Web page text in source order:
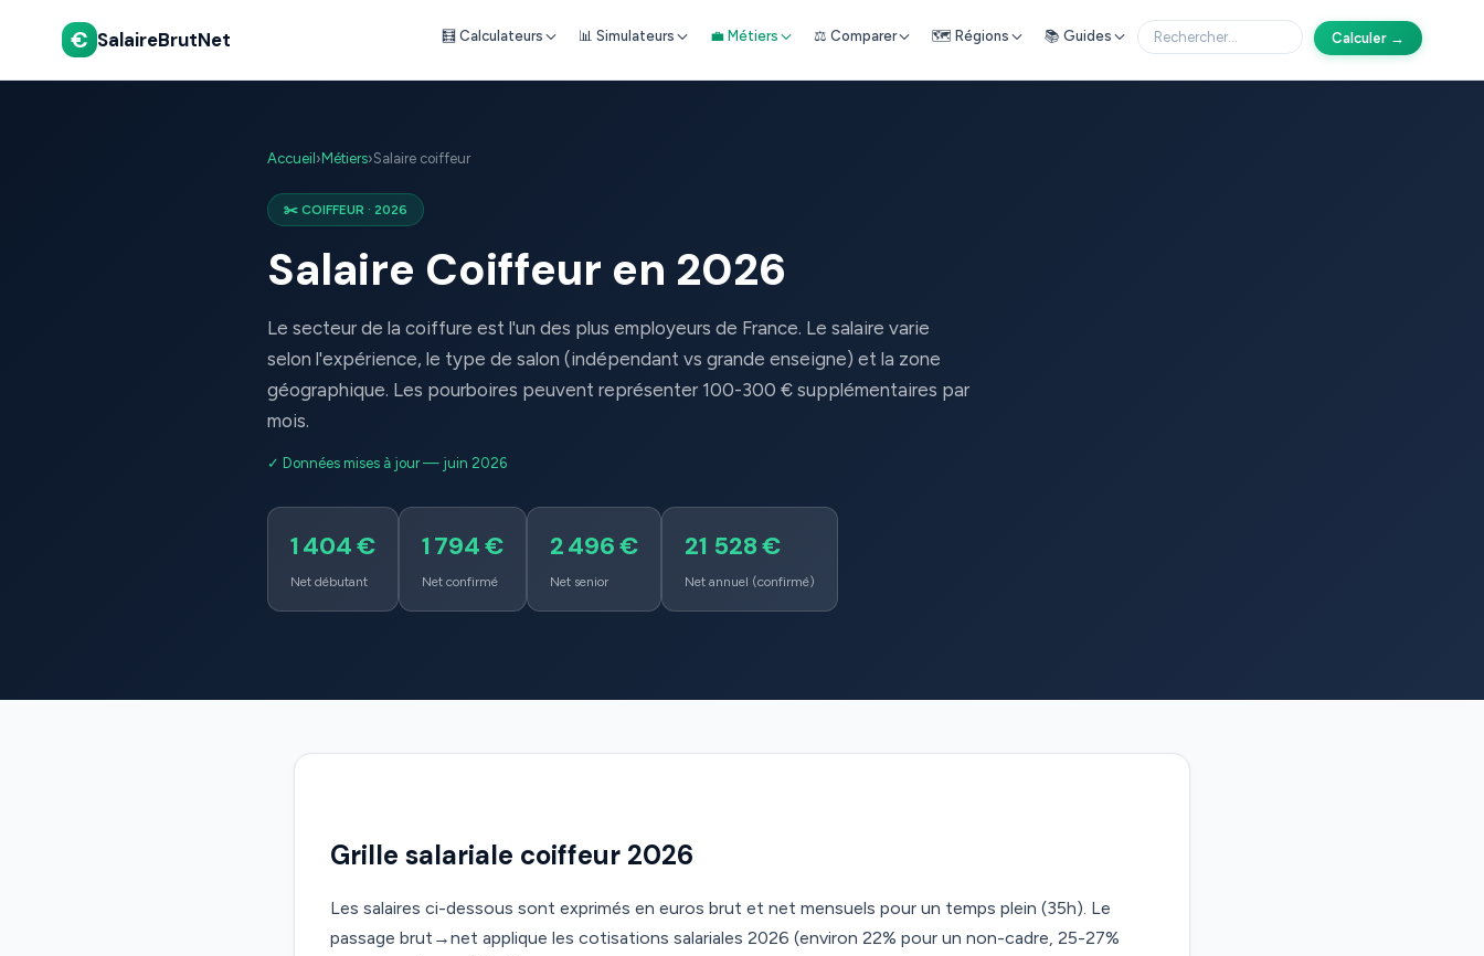
€ SalaireBrutNet 🧮 Calculateurs 📊 Simulateurs 💼 Métiers ⚖️ Comparer 🗺️ Régions 📚 Guides Calculer →
Accueil › Métiers›Salaire coiffeur
✂️ COIFFEUR · 2026
Salaire Coiffeur en 2026
Le secteur de la coiffure est l'un des plus employeurs de France. Le salaire varie
selon l'expérience, le type de salon (indépendant vs grande enseigne) et la zone
géographique. Les pourboires peuvent représenter 100-300 € supplémentaires par
mois.
✓ Données mises à jour — juin 2026
1 404 €
Net débutant
1 794 €
Net confirmé
2 496 €
Net senior
21 528 €
Net annuel (confirmé)
Grille salariale coiffeur 2026
Les salaires ci-dessous sont exprimés en euros brut et net mensuels pour un temps plein (35h). Le
passage brut→net applique les cotisations salariales 2026 (environ 22% pour un non-cadre, 25-27%